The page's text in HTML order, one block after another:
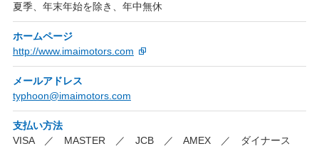
夏季、年末年始を除き、年中無休
ホームページ
http://www.imaimotors.com
メールアドレス
typhoon@imaimotors.com
支払い方法
VISA ／ MASTER ／ JCB ／ AMEX ／ ダイナース